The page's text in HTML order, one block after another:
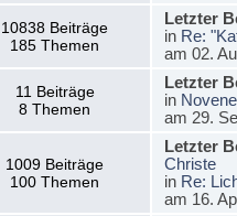
10838 Beiträge
185 Themen
Letzter
in Re:
am 02.
11 Beiträge
8 Themen
Letzter
in
am 29.
1009 Beiträge
100 Themen
Letzter
Christe
in Re:
am 16.